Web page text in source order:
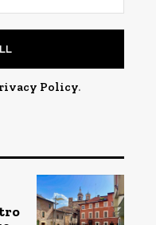
Policy.